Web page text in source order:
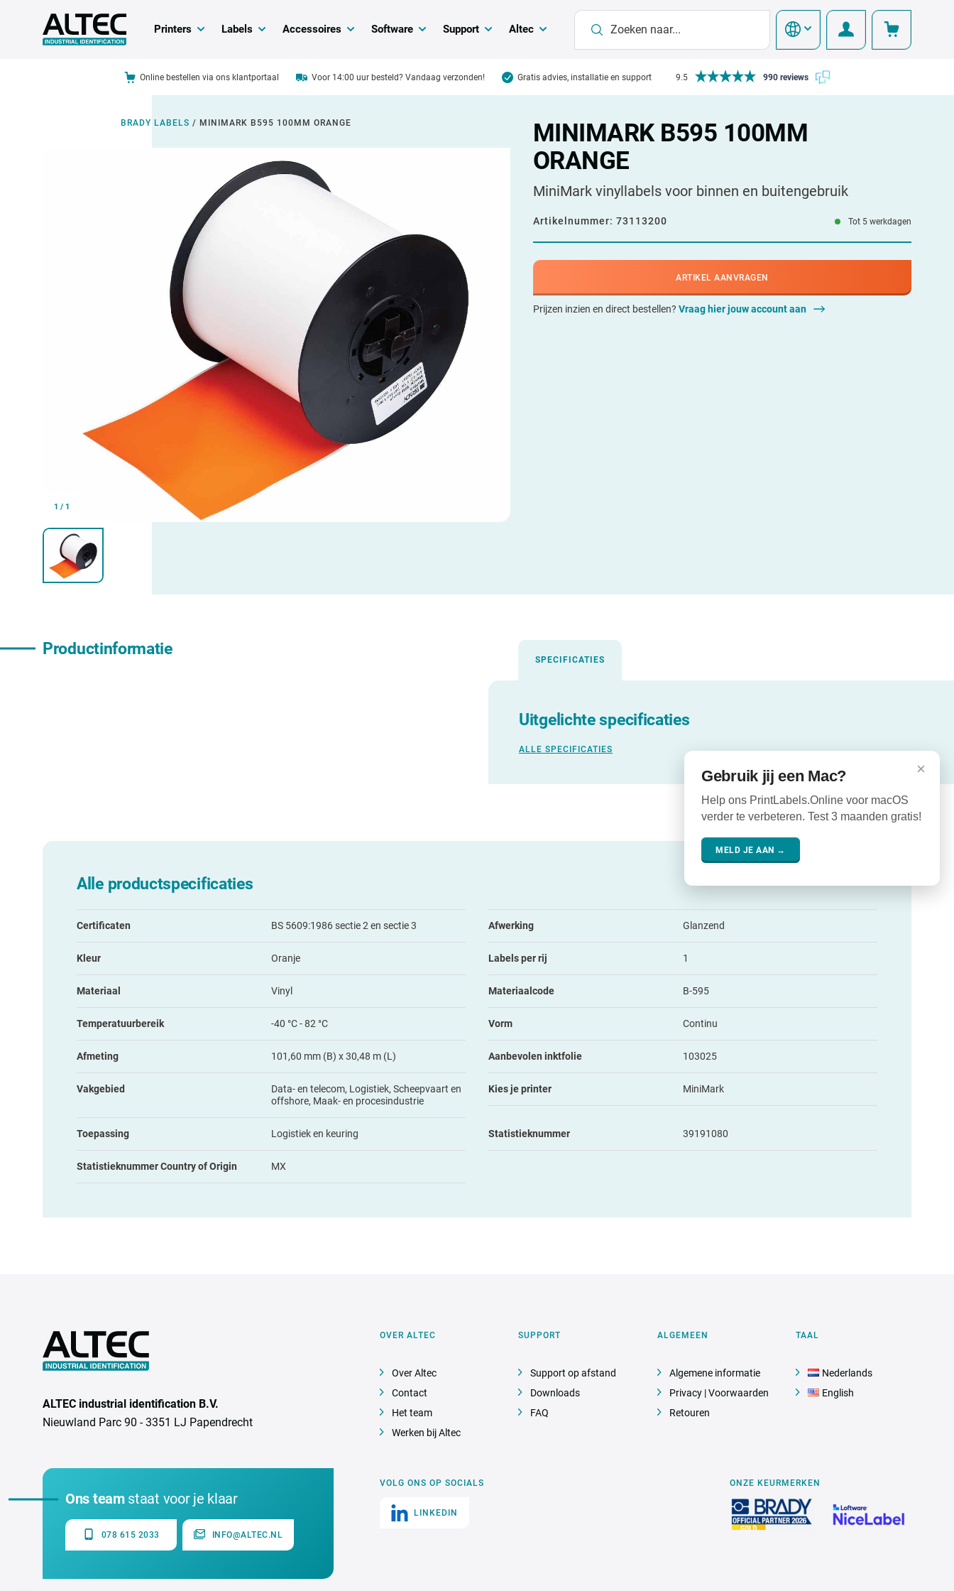
Printers Labels Accessoires Software Support Altec
Online bestellen via ons klantportaal Voor 14:00 uur besteld? Vandaag verzonden! Gratis advies, installatie en support 9.5 990 reviews
BRADY LABELS / MINIMARK B595 100MM ORANGE
1 / 1
MINIMARK B595 100MM
ORANGE
MiniMark vinyllabels voor binnen en buitengebruik
Artikelnummer: 73113200 Tot 5 werkdagen
ARTIKEL AANVRAGEN
Prijzen inzien en direct bestellen? Vraag hier jouw account aan
Productinformatie
SPECIFICATIES
Uitgelichte specificaties
ALLE SPECIFICATIES
Alle productspecificaties
Certificaten BS 5609:1986 sectie 2 en sectie 3 Afwerking Glanzend
Kleur Oranje Labels per rij 1
Materiaal Vinyl Materiaalcode B-595
Temperatuurbereik -40 °C - 82 °C Vorm Continu
Afmeting 101,60 mm (B) x 30,48 m (L) Aanbevolen inktfolie 103025
Vakgebied
Data- en telecom, Logistiek, Scheepvaart en
offshore, Maak- en procesindustrie
Kies je printer MiniMark
Toepassing Logistiek en keuring Statistieknummer 39191080
Statistieknummer Country of Origin MX
ALTEC industrial identification B.V.
Nieuwland Parc 90 - 3351 LJ Papendrecht
Ons teamstaat voor je klaar
078 615 2033 INFO@ALTEC.NL
OVER ALTEC
Over Altec
Contact
Het team
Werken bij Altec
SUPPORT
Support op afstand
Downloads
FAQ
ALGEMEEN
Algemene informatie
Privacy | Voorwaarden
Retouren
TAAL
Nederlands
English
VOLG ONS OP SOCIALS
LINKEDIN
ONZE KEURMERKEN
×
Gebruik jij een Mac?
Help ons PrintLabels.Online voor macOS
verder te verbeteren. Test 3 maanden gratis!
MELD JE AAN →